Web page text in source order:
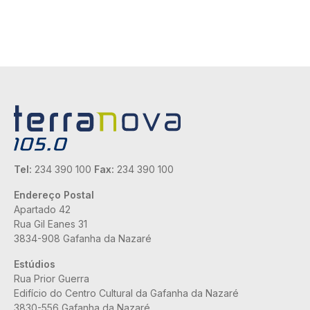
Tel: 234 390 100 Fax: 234 390 100
Endereço Postal
Apartado 42
Rua Gil Eanes 31
3834-908 Gafanha da Nazaré
Estúdios
Rua Prior Guerra
Edifício do Centro Cultural da Gafanha da Nazaré
3830-556 Gafanha da Nazaré